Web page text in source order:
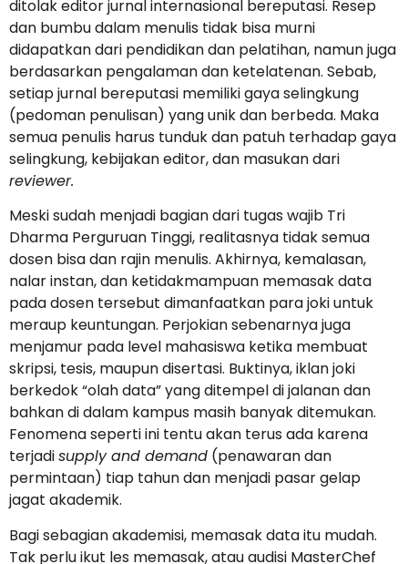
ditolak editor jurnal internasional bereputasi. Resep
dan bumbu dalam menulis tidak bisa murni
didapatkan dari pendidikan dan pelatihan, namun juga
berdasarkan pengalaman dan ketelatenan. Sebab,
setiap jurnal bereputasi memiliki gaya selingkung
(pedoman penulisan) yang unik dan berbeda. Maka
semua penulis harus tunduk dan patuh terhadap gaya
selingkung, kebijakan editor, dan masukan dari
reviewer.
Meski sudah menjadi bagian dari tugas wajib Tri
Dharma Perguruan Tinggi, realitasnya tidak semua
dosen bisa dan rajin menulis. Akhirnya, kemalasan,
nalar instan, dan ketidakmampuan memasak data
pada dosen tersebut dimanfaatkan para joki untuk
meraup keuntungan. Perjokian sebenarnya juga
menjamur pada level mahasiswa ketika membuat
skripsi, tesis, maupun disertasi. Buktinya, iklan joki
berkedok “olah data” yang ditempel di jalanan dan
bahkan di dalam kampus masih banyak ditemukan.
Fenomena seperti ini tentu akan terus ada karena
terjadisupply and demand (penawaran dan
permintaan) tiap tahun dan menjadi pasar gelap
jagat akademik.
Bagi sebagian akademisi, memasak data itu mudah.
Tak perlu ikut les memasak, atau audisi MasterChef